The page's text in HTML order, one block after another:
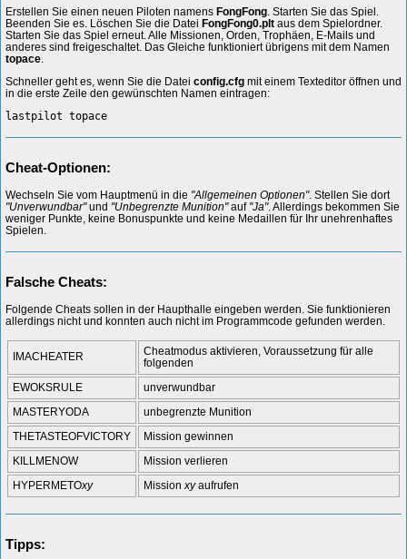
Erstellen Sie einen neuen Piloten namens FongFong. Starten Sie das Spiel.
Beenden Sie es. Löschen Sie die Datei FongFong0.plt aus dem Spielordner.
Starten Sie das Spiel erneut. Alle Missionen, Orden, Trophäen, E-Mails und
anderes sind freigeschaltet. Das Gleiche funktioniert übrigens mit dem Namen
topace.
Schneller geht es, wenn Sie die Datei config.cfg mit einem Texteditor öffnen und
in die erste Zeile den gewünschten Namen eintragen:
lastpilot topace
Cheat-Optionen:
Wechseln Sie vom Hauptmenü in die "Allgemeinen Optionen". Stellen Sie dort
"Unverwundbar"und "Unbegrenzte Munition"auf "Ja". Allerdings bekommen Sie
weniger Punkte, keine Bonuspunkte und keine Medaillen für Ihr unehrenhaftes
Spielen.
Falsche Cheats:
Folgende Cheats sollen in der Haupthalle eingeben werden. Sie funktionieren
allerdings nicht und konnten auch nicht im Programmcode gefunden werden.
IMACHEATER
Cheatmodus aktivieren, Voraussetzung für alle
folgenden
EWOKSRULE
unverwundbar
MASTERYODA
unbegrenzte Munition
THETASTEOFVICTORY
Mission gewinnen
KILLMENOW
Mission verlieren
HYPERMETOxy Missionxyaufrufen
Tipps: